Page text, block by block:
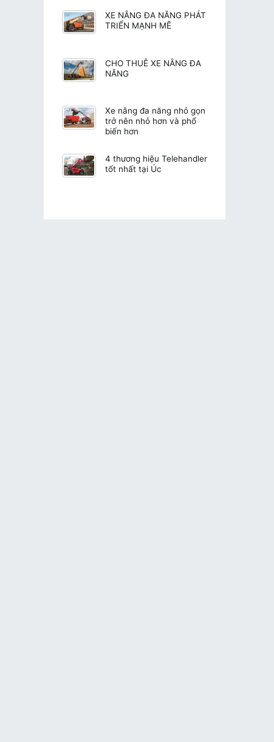
XE NÂNG ĐA NĂNG PHÁT
TRIỂN MẠNH MẼ
CHO THUÊ XE NÂNG ĐA
NĂNG
Xe nâng đa năng nhỏ gọn
trở nên nhỏ hơn và phổ
biến hơn
4 thương hiệu Telehandler
tốt nhất tại Úc